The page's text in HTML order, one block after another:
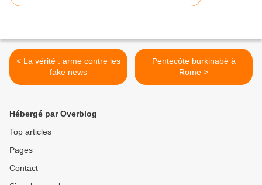
< La vérité : arme contre les
fake news
Pentecôte burkinabè à
Rome >
Hébergé par Overblog
Top articles
Pages
Contact